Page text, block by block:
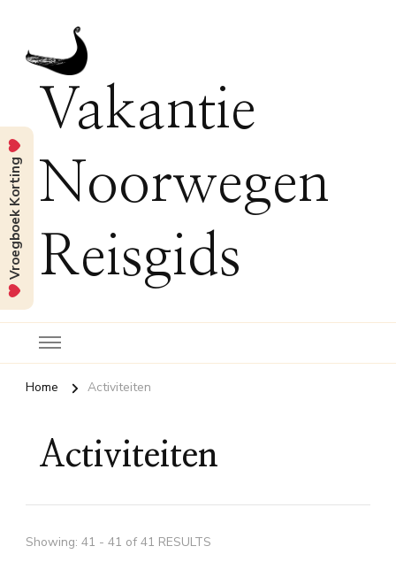
Vakantie
Noorwegen
Reisgids
Home Activiteiten
Activiteiten
Showing: 41 - 41 of 41 RESULTS
Vroegboek Korting